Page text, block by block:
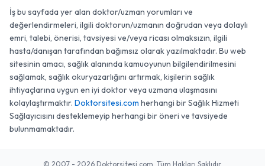
İş bu sayfada yer alan doktor/uzman yorumları ve
değerlendirmeleri, ilgili doktorun/uzmanın doğrudan veya dolaylı
emri, talebi, önerisi, tavsiyesi ve/veya ricası olmaksızın, ilgili
hasta/danışan tarafından bağımsız olarak yazılmaktadır. Bu web
sitesinin amacı, sağlık alanında kamuoyunun bilgilendirilmesini
sağlamak, sağlık okuryazarlığını artırmak, kişilerin sağlık
ihtiyaçlarına uygun en iyi doktor veya uzmana ulaşmasını
kolaylaştırmaktır. Doktorsitesi.com herhangi bir Sağlık Hizmeti
Sağlayıcısını desteklemeyip herhangi bir öneri ve tavsiyede
bulunmamaktadır.
© 2007 - 2026 Doktorsitesi.com. Tüm Hakları Saklıdır.